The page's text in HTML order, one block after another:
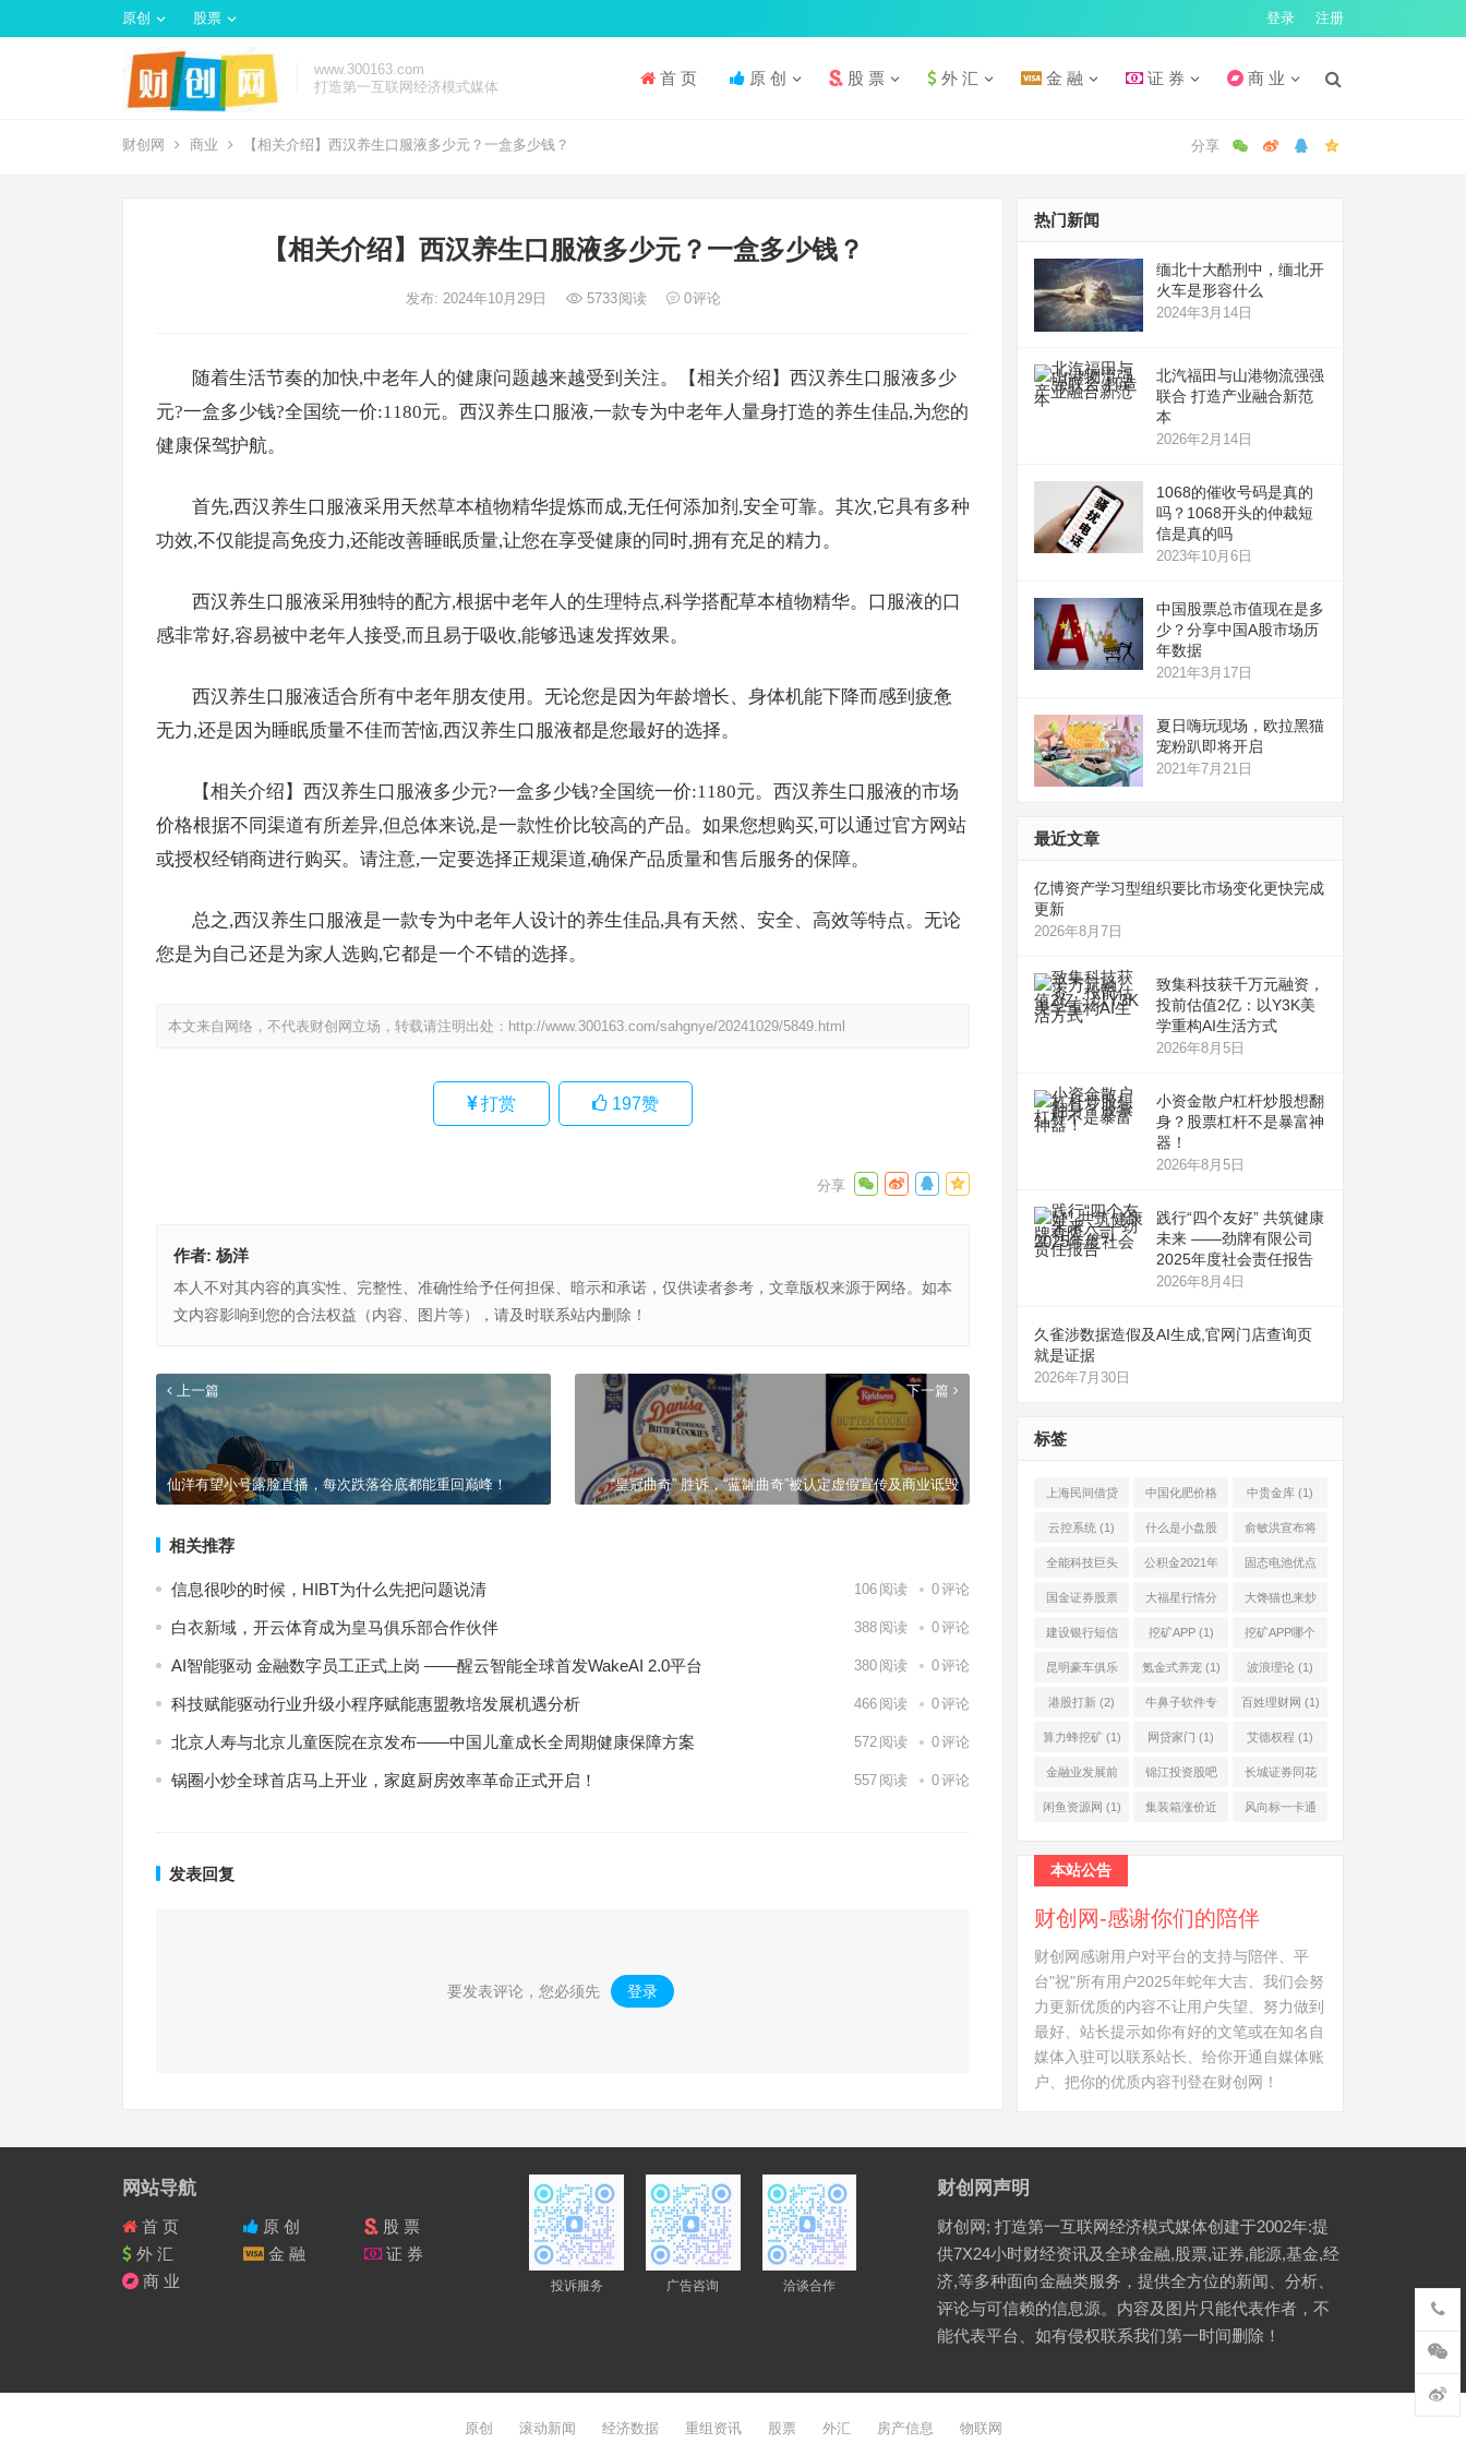
原创 股票 登录 注册
www.300163.com
打造第一互联网经济模式媒体
首 页 原 创 股 票 外 汇 金 融 证 券 商 业
财创网 商业 【相关介绍】西汉养生口服液多少元？一盒多少钱？
【相关介绍】西汉养生口服液多少元？一盒多少钱？
发布: 2024年10月29日 5733阅读 0评论
随着生活节奏的加快,中老年人的健康问题越来越受到关注。【相关介绍】西汉养生口服液多少
元?一盒多少钱?全国统一价:1180元。西汉养生口服液,一款专为中老年人量身打造的养生佳品,为您的
健康保驾护航。
首先,西汉养生口服液采用天然草本植物精华提炼而成,无任何添加剂,安全可靠。其次,它具有多种
功效,不仅能提高免疫力,还能改善睡眠质量,让您在享受健康的同时,拥有充足的精力。
西汉养生口服液采用独特的配方,根据中老年人的生理特点,科学搭配草本植物精华。口服液的口
感非常好,容易被中老年人接受,而且易于吸收,能够迅速发挥效果。
西汉养生口服液适合所有中老年朋友使用。无论您是因为年龄增长、身体机能下降而感到疲惫
无力,还是因为睡眠质量不佳而苦恼,西汉养生口服液都是您最好的选择。
【相关介绍】西汉养生口服液多少元?一盒多少钱?全国统一价:1180元。西汉养生口服液的市场
价格根据不同渠道有所差异,但总体来说,是一款性价比较高的产品。如果您想购买,可以通过官方网站
或授权经销商进行购买。请注意,一定要选择正规渠道,确保产品质量和售后服务的保障。
总之,西汉养生口服液是一款专为中老年人设计的养生佳品,具有天然、安全、高效等特点。无论
您是为自己还是为家人选购,它都是一个不错的选择。
本文来自网络，不代表财创网立场，转载请注明出处： http://www.300163.com/sahgnye/20241029/5849.html
打赏 197赞
作者: 杨洋
本人不对其内容的真实性、完整性、准确性给予任何担保、暗示和承诺，仅供读者参考，文章版权来源于网络。如本
文内容影响到您的合法权益（内容、图片等），请及时联系站内删除！
上一篇
仙洋有望小号露脸直播，每次跌落谷底都能重回巅峰！
下一篇
“皇冠曲奇” 胜诉，“蓝罐曲奇”被认定虚假宣传及商业诋毁
相关推荐
信息很吵的时候，HIBT为什么先把问题说清 106 阅读 0评论
白衣新域，开云体育成为皇马俱乐部合作伙伴 388 阅读 0评论
AI智能驱动 金融数字员工正式上岗 ——醒云智能全球首发WakeAI 2.0平台 380 阅读 0评论
科技赋能驱动行业升级小程序赋能惠盟教培发展机遇分析 466 阅读 0评论
北京人寿与北京儿童医院在京发布——中国儿童成长全周期健康保障方案 572 阅读 0评论
锅圈小炒全球首店马上开业，家庭厨房效率革命正式开启！ 557 阅读 0评论
发表回复
要发表评论，您必须先 登录 。
热门新闻
缅北十大酷刑中，缅北开
火车是形容什么
2024年3月14日
北汽福田与山港物流强强
联合 打造产业融合新范
本
2026年2月14日
1068的催收号码是真的
吗？1068开头的仲裁短
信是真的吗
2023年10月6日
中国股票总市值现在是多
少？分享中国A股市场历
年数据
2021年3月17日
夏日嗨玩现场，欧拉黑猫
宠粉趴即将开启
2021年7月21日
最近文章
亿博资产学习型组织要比市场变化更快完成
更新
2026年8月7日
致集科技获千万元融资，
投前估值2亿：以Y3K美
学重构AI生活方式
2026年8月5日
小资金散户杠杆炒股想翻
身？股票杠杆不是暴富神
器！
2026年8月5日
践行“四个友好” 共筑健康
未来 ——劲牌有限公司
2025年度社会责任报告
2026年8月4日
久雀涉数据造假及AI生成,官网门店查询页
就是证据
2026年7月30日
标签
上海民间借贷
公司(1)
中国化肥价格
网(1)
中贵金库 (1)
云控系统 (1) 什么是小盘股
(2)
俞敏洪宣布将
退休(1)
全能科技巨头
(1)
公积金2021年
起不允许提取
固态电池优点
(1)
国金证券股票
(2)
大福星行情分
析系统(1)
大馋猫也来炒
股票(1)
建设银行短信
服务费(1)
挖矿APP(1) 挖矿APP哪个
靠谱(1)
昆明豪车俱乐
部(1)
氪金式养宠(1) 波浪理论 (1)
港股打新 (2) 牛鼻子软件专
业版(1)
百姓理财网 (1)
算力蜂挖矿(1) 网贷家门 (1) 艾德权程 (1)
金融业发展前
景(1)
锦江投资股吧
(1)
长城证券同花
顺(1)
闲鱼资源网 (1) 集装箱涨价近 风向标一卡通
本站公告
财创网-感谢你们的陪伴
财创网感谢用户对平台的支持与陪伴、平
台"祝"所有用户2025年蛇年大吉、我们会努
力更新优质的内容不让用户失望、努力做到
最好、站长提示如你有好的文笔或在知名自
媒体入驻可以联系站长、给你开通自媒体账
户、把你的优质内容刊登在财创网！
网站导航
首 页 原 创
股 票
外 汇
金 融
证 券
商 业
投诉服务 广告咨询 洽谈合作
财创网声明
财创网; 打造第一互联网经济模式媒体创建于2002年:提
供7X24小时财经资讯及全球金融,股票,证券,能源,基金,经
济,等多种面向金融类服务，提供全方位的新闻、分析、
评论与可信赖的信息源。内容及图片只能代表作者，不
能代表平台、如有侵权联系我们第一时间删除！
原创 滚动新闻 经济数据 重组资讯 股票 外汇 房产信息 物联网